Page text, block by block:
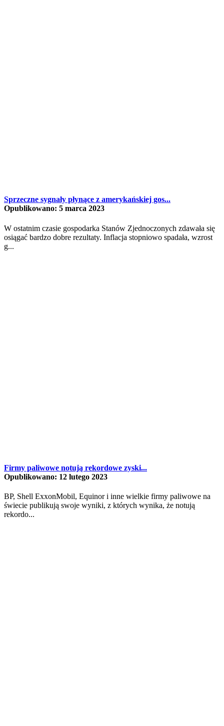
Sprzeczne sygnały płynące z amerykańskiej gos...
Opublikowano: 5 marca 2023
W ostatnim czasie gospodarka Stanów Zjednoczonych zdawała się
osiągać bardzo dobre rezultaty. Inflacja stopniowo spadała, wzrost
g...
Firmy paliwowe notują rekordowe zyski...
Opublikowano: 12 lutego 2023
BP, Shell ExxonMobil, Equinor i inne wielkie firmy paliwowe na
świecie publikują swoje wyniki, z których wynika, że notują
rekordo...